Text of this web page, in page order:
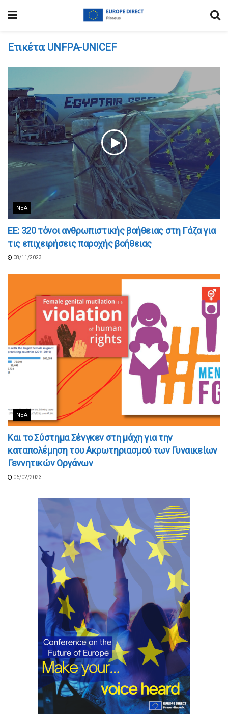
Ετικέτα: UNFPA-UNICEF
ΝΈΑ
ΕΕ: 320 τόνοι ανθρωπιστικής βοήθειας στη Γάζα για
τις επιχειρήσεις παροχής βοήθειας
08/11/2023
ΝΈΑ
Και το Σύστημα Σένγκεν στη μάχη για την
καταπολέμηση του Ακρωτηριασμού των Γυναικείων
Γεννητικών Οργάνων
06/02/2023